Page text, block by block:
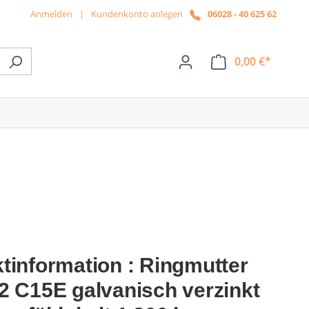
Anmelden | Kundenkonto anlegen 06028 - 40 625 62
0,00 €*
das Dropdown der Kategorie News
: Ringmutter
C15E galvanisch verzinkt